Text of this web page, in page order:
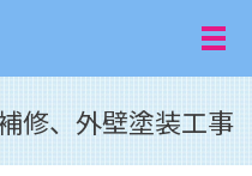
メ
、外壁塗装工事